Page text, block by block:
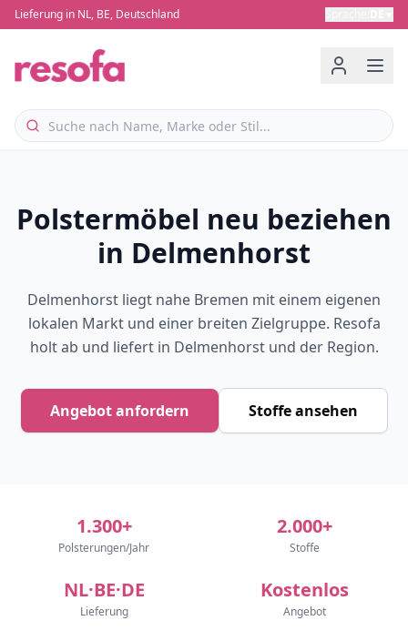
Lieferung in NL, BE, Deutschland
Polstermöbel neu beziehen
in Delmenhorst
Delmenhorst liegt nahe Bremen mit einem eigenen
lokalen Markt und einer breiten Zielgruppe. Resofa
holt ab und liefert in Delmenhorst und der Region.
Angebot anfordern Stoffe ansehen
1.300+
Polsterungen/Jahr
2.000+
Stoffe
NL·BE·DE
Lieferung
Kostenlos
Angebot